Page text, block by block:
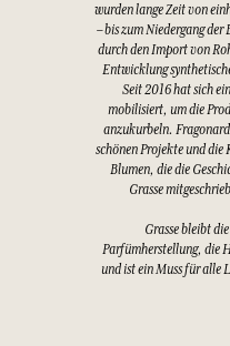
wurden lange Zeit von
– bis zum Niedergang
durch den Import von
Entwicklung
Seit 2016 hat sich
mobilisiert, um die
anzukurbeln.
schönen Projekte und
Blumen, die die
Grasse
Grasse bleibt
Parfümherstellung, die
und ist ein Muss für alle